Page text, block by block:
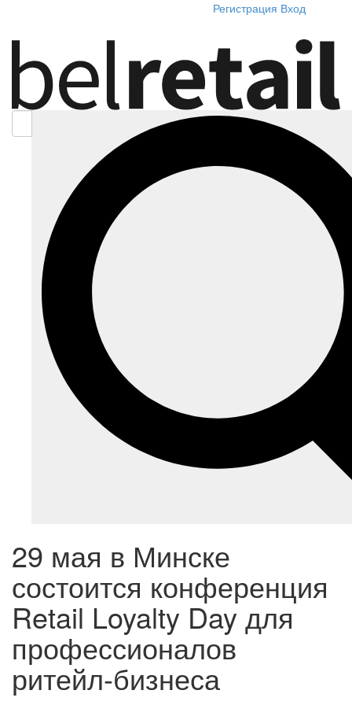
Регистрация Вход
29 мая в Минске
состоится конференция
Retail Loyalty Day для
профессионалов
ритейл-бизнеса